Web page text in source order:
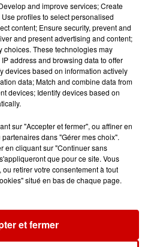
Vacances : inscrivez-
Voir plus
de
féminin
and improve services; Create
profiles to select personalised
content; Ensure security, prevent and
and present advertising and content;
choices. These technologies may
address and browsing data to offer
devices based on information actively
data; Match and combine data from
devices; Identify devices based on
sur "Accepter et fermer", ou affiner en
dans "Gérer mes choix".
en cliquant sur "Continuer sans
que pour ce site. Vous
retirer votre consentement à tout
situé en bas de chaque page.
et fermer